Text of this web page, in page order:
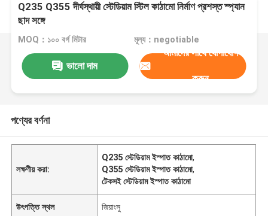
Q235 Q355 দীর্ঘস্থায়ী স্টেডিয়াম স্টিল কাঠামো নির্মাণ প্রশস্ত স্প্যান
ছাদ সঙ্গে
MOQ：১০০ বর্গ মিটার মূল্য：negotiable
ভালো দাম
আমাদের সাথে যোগাযোগ
করুন
পণ্যের বর্ণনা
লক্ষণীয় করা:
Q235 স্টেডিয়াম ইস্পাত কাঠামো,
Q355 স্টেডিয়াম ইস্পাত কাঠামো,
টেকসই স্টেডিয়াম ইস্পাত কাঠামো
উৎপত্তি স্থল জিয়াংসু